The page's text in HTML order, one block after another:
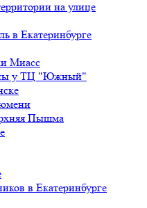
на улице
в Екатеринбурге
Миасс
у ТЦ "Южный"
Пышма
в Екатеринбурге